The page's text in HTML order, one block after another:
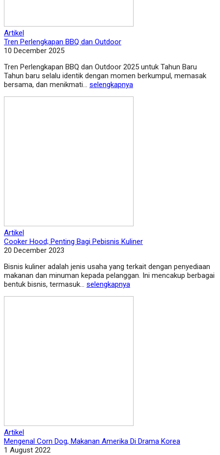
Artikel
Tren Perlengkapan BBQ dan Outdoor
10 December 2025
Tren Perlengkapan BBQ dan Outdoor 2025 untuk Tahun Baru
Tahun baru selalu identik dengan momen berkumpul, memasak
bersama, dan menikmati... selengkapnya
Artikel
Cooker Hood; Penting Bagi Pebisnis Kuliner
20 December 2023
Bisnis kuliner adalah jenis usaha yang terkait dengan penyediaan
makanan dan minuman kepada pelanggan. Ini mencakup berbagai
bentuk bisnis, termasuk... selengkapnya
Artikel
Mengenal Corn Dog, Makanan Amerika Di Drama Korea
1 August 2022